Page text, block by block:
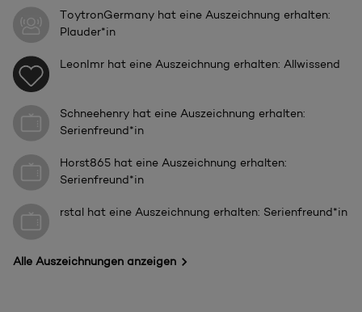
ToytronGermany hat eine Auszeichnung erhalten:
Plauder*in
LeonImr hat eine Auszeichnung erhalten: Allwissend
Schneehenry hat eine Auszeichnung erhalten:
Serienfreund*in
Horst865 hat eine Auszeichnung erhalten:
Serienfreund*in
rstal hat eine Auszeichnung erhalten: Serienfreund*in
Alle Auszeichnungen anzeigen